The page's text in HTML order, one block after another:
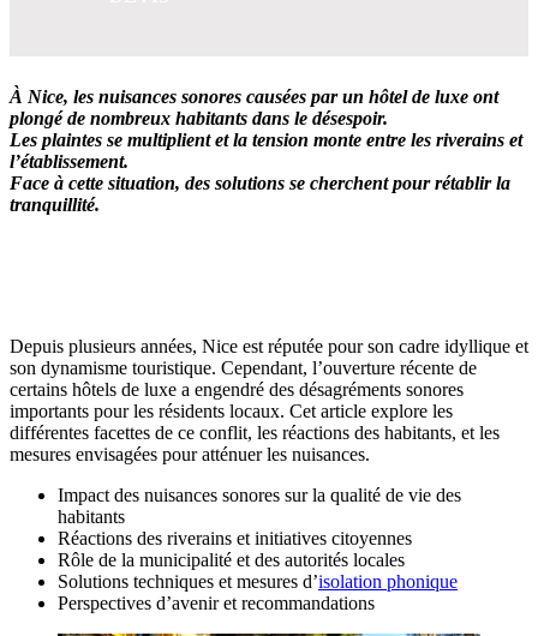
À Nice, les nuisances sonores causées par un hôtel de luxe ont
plongé de nombreux habitants dans le désespoir.
Les plaintes se multiplient et la tension monte entre les riverains et
l’établissement.
Face à cette situation, des solutions se cherchent pour rétablir la
tranquillité.
Depuis plusieurs années, Nice est réputée pour son cadre idyllique et
son dynamisme touristique. Cependant, l’ouverture récente de
certains hôtels de luxe a engendré des désagréments sonores
importants pour les résidents locaux. Cet article explore les
différentes facettes de ce conflit, les réactions des habitants, et les
mesures envisagées pour atténuer les nuisances.
Impact des nuisances sonores sur la qualité de vie des
habitants
Réactions des riverains et initiatives citoyennes
Rôle de la municipalité et des autorités locales
Solutions techniques et mesures d’isolation phonique
Perspectives d’avenir et recommandations